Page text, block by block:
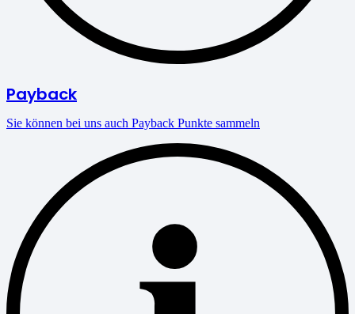
Payback
Sie können bei uns auch Payback Punkte sammeln